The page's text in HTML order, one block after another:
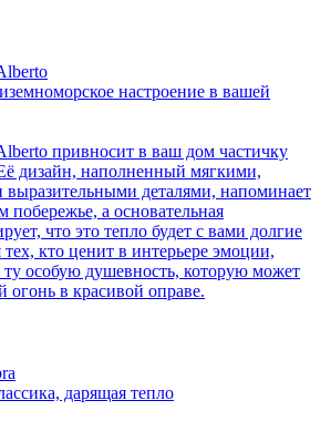
настроение в вашей
привносит в ваш дом частичку
дизайн, наполненный мягкими,
деталями, напоминает
побережье, а основательная
что это тепло будет с вами долгие
кто ценит в интерьере эмоции,
особую душевность, которую может
огонь в красивой оправе.
дарящая тепло